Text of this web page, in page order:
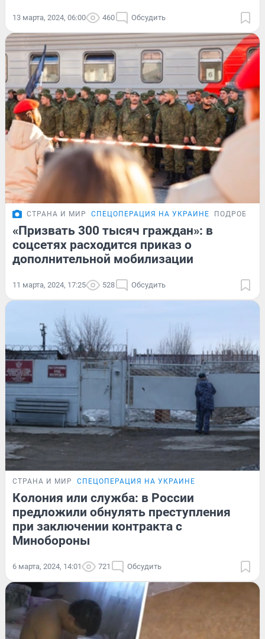
13 марта, 2024, 06:00 460 Обсудить
СТРАНА И МИР СПЕЦОПЕРАЦИЯ НА УКРАИНЕ
«Призвать 300 тысяч граждан»: в
соцсетях расходится приказ о
дополнительной мобилизации
11 марта, 2024, 17:25 528 Обсудить
СТРАНА И МИР СПЕЦОПЕРАЦИЯ НА УКРАИНЕ
Колония или служба: в России
предложили обнулять преступления
при заключении контракта с
Минобороны
6 марта, 2024, 14:01 721 Обсудить